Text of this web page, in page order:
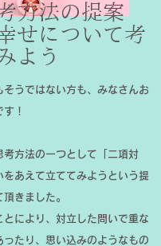
方法の提案
せについて考
よう
そうではない方も、みなさんお
！
考方法の一つとして「二項対
をあえて立ててみようという提
きました。
とにより、対立した問いで重な
ったり、思い込みのようなもの